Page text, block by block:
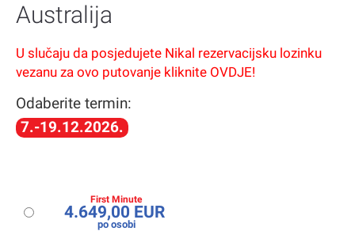
Australija
U slučaju da posjedujete Nikal rezervacijsku lozinku
vezanu za ovo putovanje kliknite OVDJE!
Odaberite termin:
7.-19.12.2026.
First Minute
4.649,00 EUR
po osobi